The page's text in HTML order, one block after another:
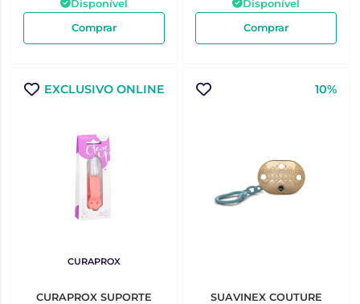
Disponível
Comprar
Disponível
Comprar
EXCLUSIVO ONLINE
CURAPROX
CURAPROX SUPORTE
10%
SUAVINEX COUTURE